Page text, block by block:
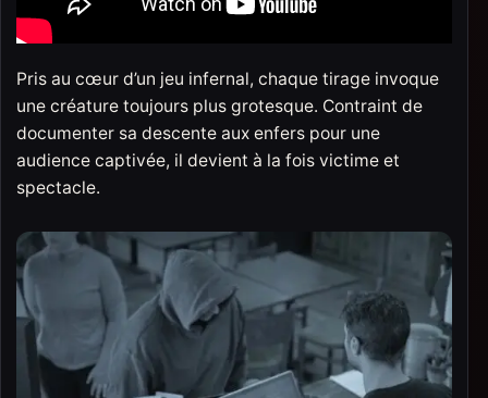
Pris au cœur d’un jeu infernal, chaque tirage invoque
une créature toujours plus grotesque. Contraint de
documenter sa descente aux enfers pour une
audience captivée, il devient à la fois victime et
spectacle.